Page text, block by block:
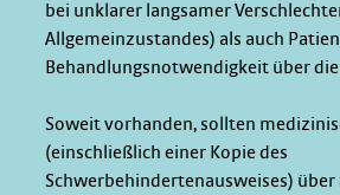
bei unklarer langsamer
Allgemeinzustandes) als auch
Behandlungsnotwendigkeit über
Soweit vorhanden, sollten
(einschließlich einer Kopie des
Schwerbehindertenausweises) über